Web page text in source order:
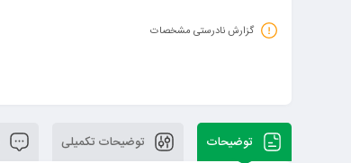
گزارش نادرستی مشخصات
توضیحات توضیحات تکمیلی